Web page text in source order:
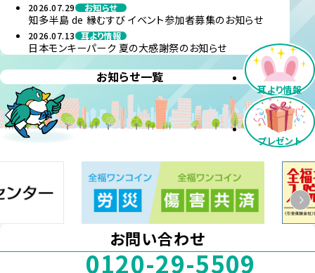
2026.07.29 お知らせ
知多半島 de 縁むすび イベント参加者募集のお知らせ
2026.07.13 耳より情報
日本モンキーパーク 夏の大感謝祭のお知らせ
お知らせ一覧
耳より情報
プレゼント
お問い合わせ
0120-29-5509